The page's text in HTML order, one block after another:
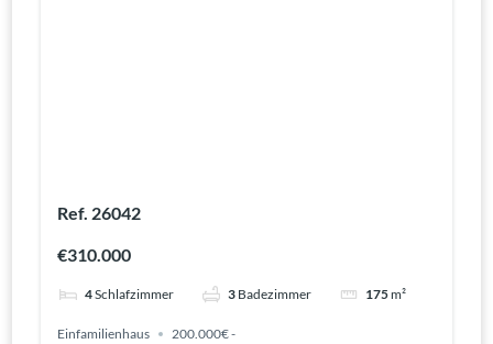
Ref. 26042
€310.000
4Schlafzimmer 3 Badezimmer 175m²
Einfamilienhaus 200.000€ -